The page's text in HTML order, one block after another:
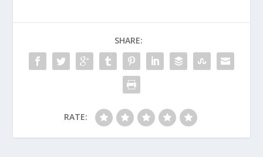
SHARE:
RATE: